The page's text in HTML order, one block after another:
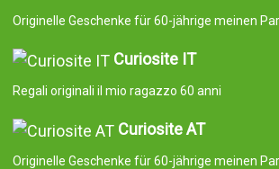
Originelle Geschenke für 60-jährige meinen
Curiosite IT
Regali originali il mio ragazzo 60 anni
Curiosite AT
Originelle Geschenke für 60-jährige meinen